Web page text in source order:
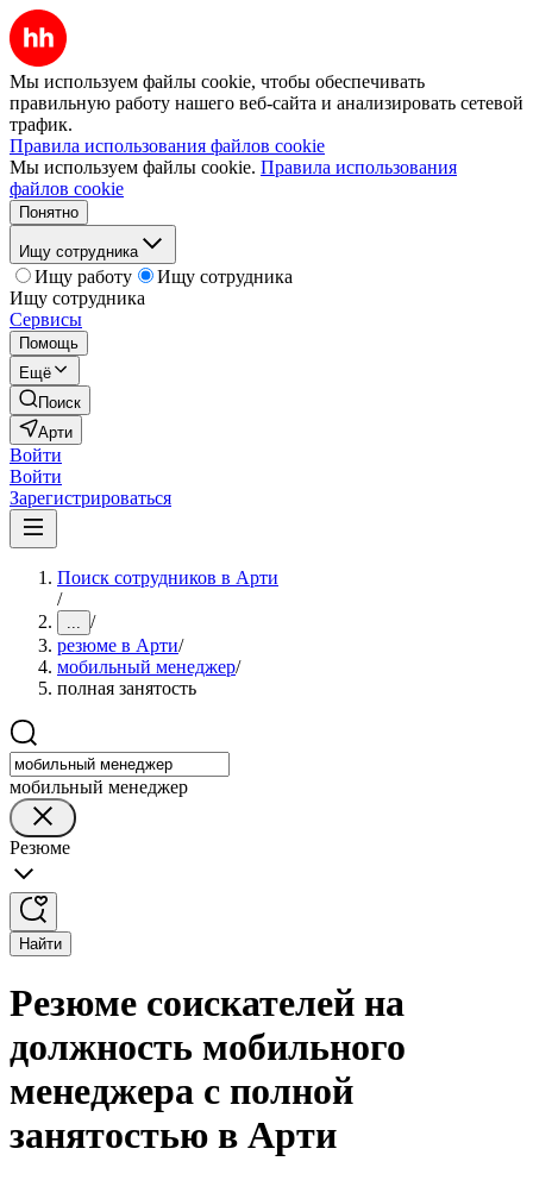
Мы используем файлы cookie, чтобы обеспечивать
правильную работу нашего веб-сайта и анализировать сетевой
трафик.
Правила использования файлов cookie
Мы используем файлы cookie. Правила использования
файлов cookie
Понятно
Ищу сотрудника
Ищу работу
Ищу сотрудника
Ищу сотрудника
Сервисы
Помощь
Ещё
Поиск
Арти
Войти
Войти
Зарегистрироваться
Поиск сотрудников в Арти
/
... /
резюме в Арти/
мобильный менеджер/
полная занятость
мобильный менеджер
Резюме
Найти
Резюме соискателей на
должность мобильного
менеджера с полной
занятостью в Арти